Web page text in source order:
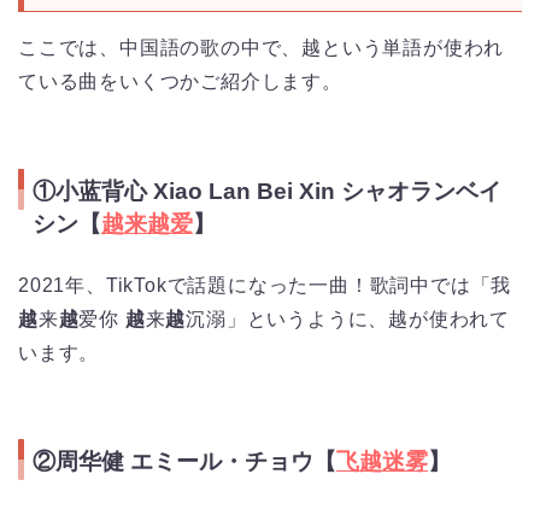
ここでは、中国語の歌の中で、越という単語が使われ
ている曲をいくつかご紹介します。
①小蓝背心 Xiao Lan Bei Xin シャオランベイ
シン【越来越爱】
2021年、TikTokで話題になった一曲！歌詞中では「我
越来越爱你 越来越沉溺」というように、越が使われて
います。
②周华健 エミール・チョウ【飞越迷雾】